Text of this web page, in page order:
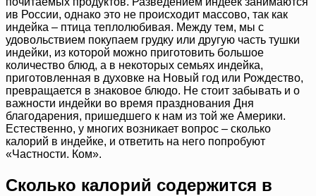
ив России, однако это не происходит массово, так как
индейка – птица теплолюбивая. Между тем, мы с
удовольствием покупаем грудку или другую часть тушки
индейки, из которой можно приготовить большое
количество блюд, а в некоторых семьях индейка,
приготовленная в духовке на Новый год или Рождество,
превращается в знаковое блюдо. Не стоит забывать и о
важности индейки во время празднования Дня
благодарения, пришедшего к нам из той же Америки.
Естественно, у многих возникает вопрос – сколько
калорий в индейке, и ответить на него попробуют
«Частности. Ком».
Сколько калорий содержится в